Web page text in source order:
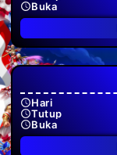
Buka
Hari
Tutup
Buka